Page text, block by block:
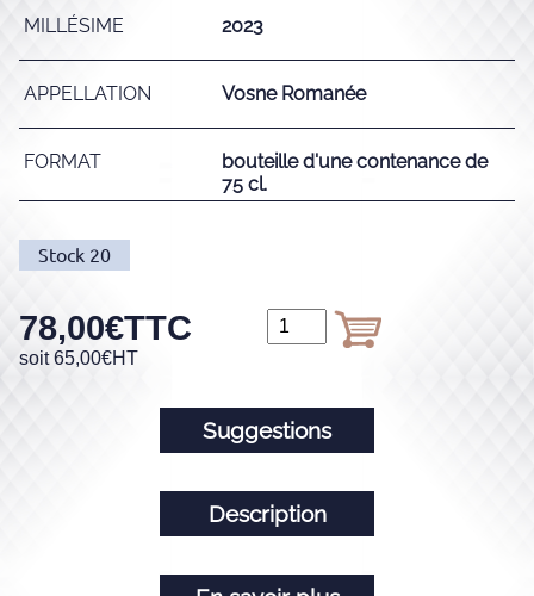
MILLÉSIME 2023
APPELLATION Vosne Romanée
FORMAT
bouteille d'une contenance de
75 cl.
Stock 20
78,00€TTC
soit 65,00€HT
Suggestions
Description